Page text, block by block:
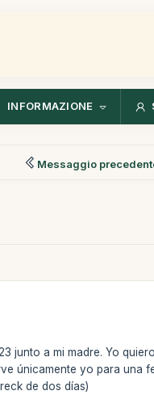
INFORMAZIONE
Messaggio
junto a mi madre. Yo
únicamente yo para
de dos días)